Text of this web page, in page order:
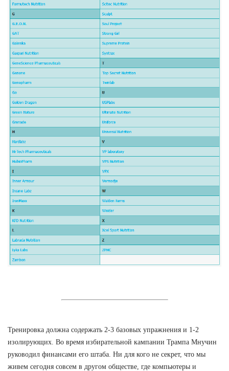
Тренировка должна содержать 2-3 базовых упражнения и 1-2
изолирующих. Во время избирательной кампании Трампа Мнучин
руководил финансами его штаба. Ни для кого не секрет, что мы
живем сегодня совсем в другом обществе, где компьютеры и